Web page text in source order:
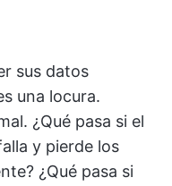
sus datos
una locura.
¿Qué pasa si el
y pierde los
¿Qué pasa si